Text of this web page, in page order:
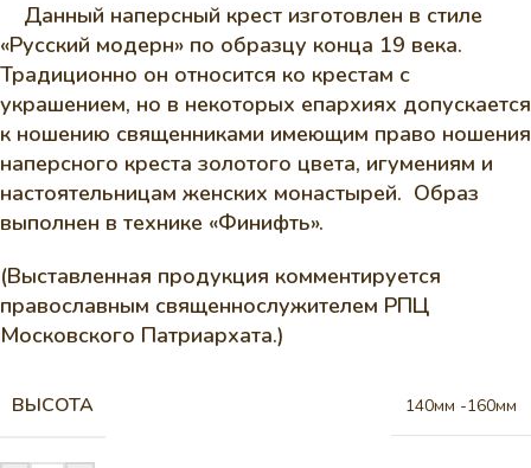
Данный наперсный крест изготовлен в стиле
«Русский модерн» по образцу конца 19 века.
Традиционно он относится ко крестам с
украшением, но в некоторых епархиях допускается
к ношению священниками имеющим право ношения
наперсного креста золотого цвета, игумениям и
настоятельницам женских монастырей. Образ
выполнен в технике «Финифть».
(Выставленная продукция комментируется
православным священнослужителем РПЦ
Московского Патриархата.)
ВЫСОТА 140мм -160мм